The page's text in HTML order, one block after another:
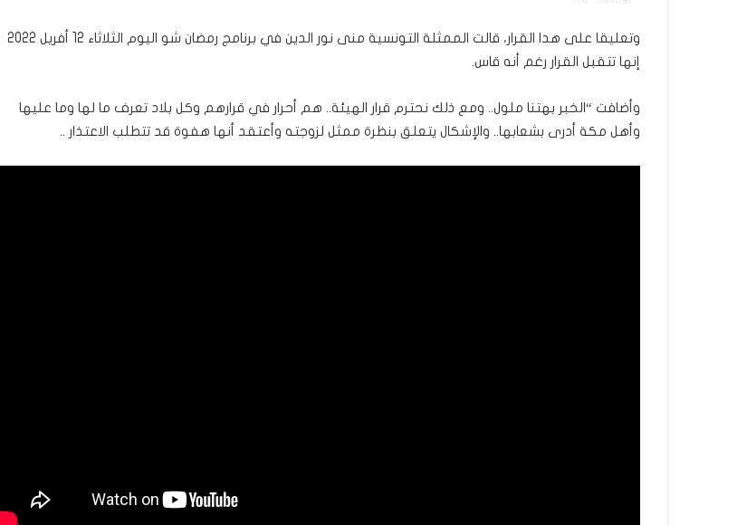
وتعليقا على هدا القرار، قالت الممثلة التونسية منى نور الدين في برنامج رمضان شو اليوم الثلاثاء 12 أفريل 2022
إنها تتقبل القرار رغم أنه قاس.
وأضافت “الخبر بهتنا ملول.. ومع ذلك نحترم قرار الهيئة.. هم أحرار في قرارهم وكل بلاد تعرف ما لها وما عليها
وأهل مكة أدرى بشعابها.. والإشكال يتعلق بنظرة ممثل لزوجته وأعتقد أنها هفوة قد تتطلب الاعتذار ..